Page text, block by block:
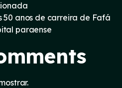
50 anos de carreira de Fafá
paraense